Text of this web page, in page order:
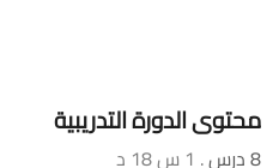
محتوى الدورة التدريبية
8 درس . 1 س 18 د